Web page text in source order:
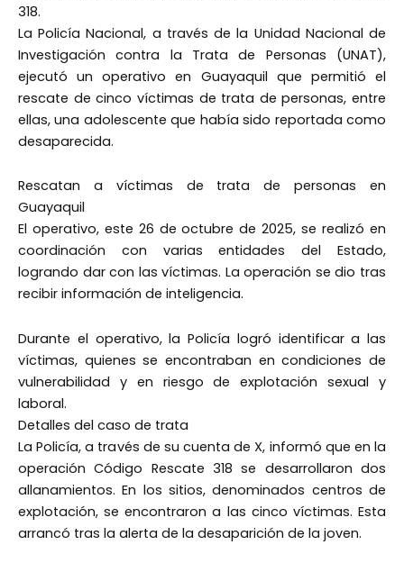
318.
La Policía Nacional, a través de la Unidad Nacional de
Investigación contra la Trata de Personas (UNAT),
ejecutó un operativo en Guayaquil que permitió el
rescate de cinco víctimas de trata de personas, entre
ellas, una adolescente que había sido reportada como
desaparecida.
Rescatan a víctimas de trata de personas en
Guayaquil
El operativo, este 26 de octubre de 2025, se realizó en
coordinación con varias entidades del Estado,
logrando dar con las víctimas. La operación se dio tras
recibir información de inteligencia.
Durante el operativo, la Policía logró identificar a las
víctimas, quienes se encontraban en condiciones de
vulnerabilidad y en riesgo de explotación sexual y
laboral.
Detalles del caso de trata
La Policía, a través de su cuenta de X, informó que en la
operación Código Rescate 318 se desarrollaron dos
allanamientos. En los sitios, denominados centros de
explotación, se encontraron a las cinco víctimas. Esta
arrancó tras la alerta de la desaparición de la joven.